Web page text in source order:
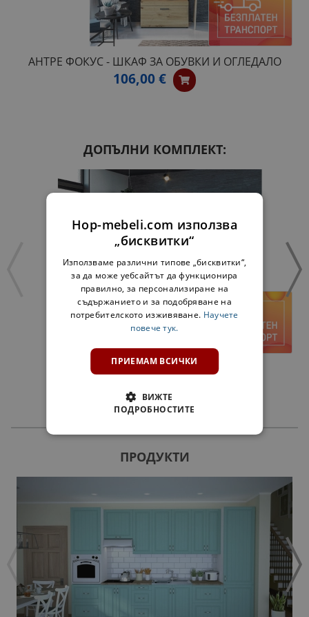
АНТРЕ ФОКУС - ШКАФ ЗА ОБУВКИ И ОГЛЕДАЛО
106,00 €
ДОПЪЛНИ КОМПЛЕКТ:
ПРОДУКТИ
Hop-mebeli.com използва
„бисквитки“
Използваме различни типове „бисквитки“,
за да може уебсайтът да функционира
правилно, за персонализиране на
съдържанието и за подобряване на
потребителското изживяване. Научете
повече тук.
ПРИЕМАМ ВСИЧКИ
ВИЖТЕ
ПОДРОБНОСТИТЕ